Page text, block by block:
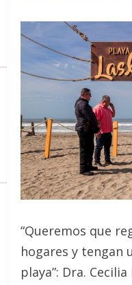
“Queremos que
hogares y tengan
playa”: Dra.